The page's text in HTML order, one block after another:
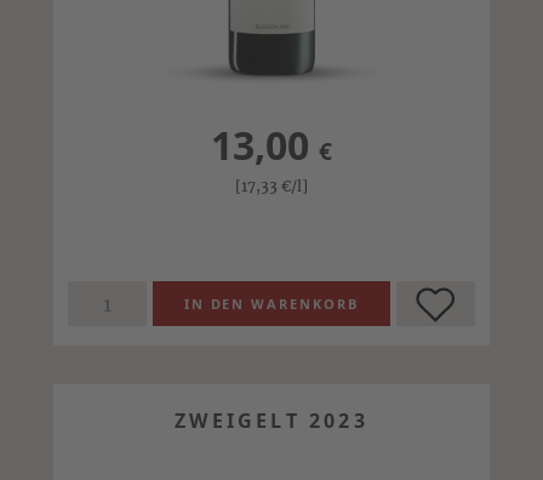
13,00 €
[17,33 €/l]
ZWEIGELT 2023